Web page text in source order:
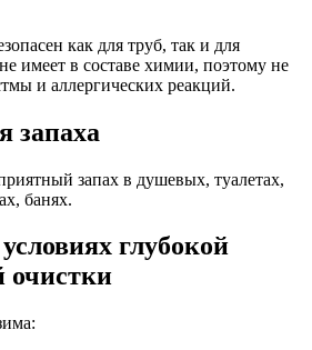
как для труб, так и для
имеет в составе химии, поэтому не
и аллергических реакций.
запаха
запах в душевых, туалетах,
банях.
глубокой
очистки